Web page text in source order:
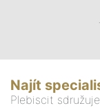
Najít
Plebiscit